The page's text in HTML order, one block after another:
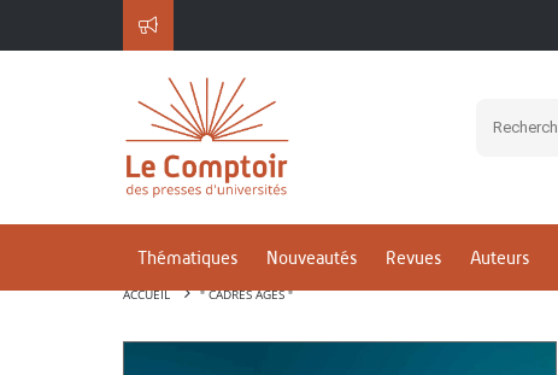
Thématiques Nouveautés Revues Auteurs
ACCUEIL " CADRES ÂGÉS "